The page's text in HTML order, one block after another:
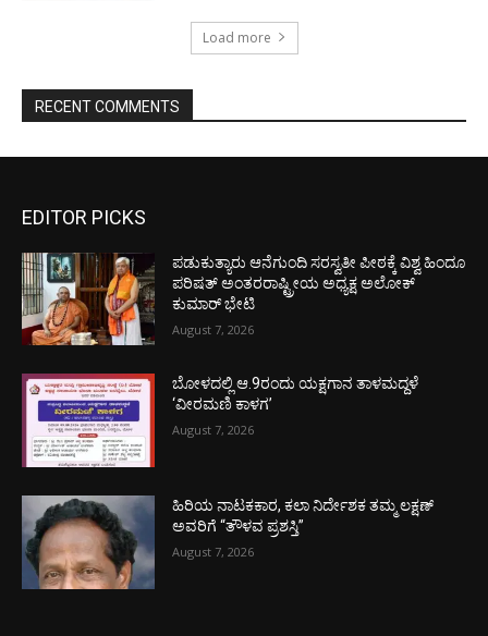
Load more
RECENT COMMENTS
EDITOR PICKS
ಪಡುಕುತ್ಯಾರು ಆನೆಗುಂದಿ ಸರಸ್ವತೀ ಪೀಠಕ್ಕೆ ವಿಶ್ವ ಹಿಂದೂ
ಪರಿಷತ್ ಅಂತರರಾಷ್ಟ್ರೀಯ ಅಧ್ಯಕ್ಷ ಅಲೋಕ್
ಕುಮಾರ್ ಭೇಟಿ
August 7, 2026
ಬೋಳದಲ್ಲಿ ಆ.9ರಂದು ಯಕ್ಷಗಾನ ತಾಳಮದ್ದಳೆ
‘ವೀರಮಣಿ ಕಾಳಗ’
August 7, 2026
ಹಿರಿಯ ನಾಟಕಕಾರ, ಕಲಾ ನಿರ್ದೇಶಕ ತಮ್ಮ ಲಕ್ಷಣ್
ಅವರಿಗೆ “ತೌಳವ ಪ್ರಶಸ್ತಿ”
August 7, 2026